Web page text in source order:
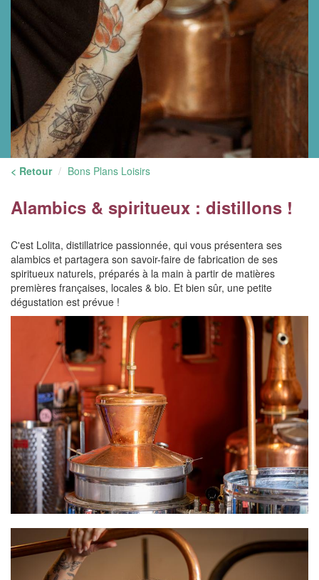
< Retour Bons Plans Loisirs
Alambics & spiritueux : distillons !
C'est Lolita, distillatrice passionnée, qui vous présentera ses
alambics et partagera son savoir-faire de fabrication de ses
spiritueux naturels, préparés à la main à partir de matières
premières françaises, locales & bio. Et bien sûr, une petite
dégustation est prévue !